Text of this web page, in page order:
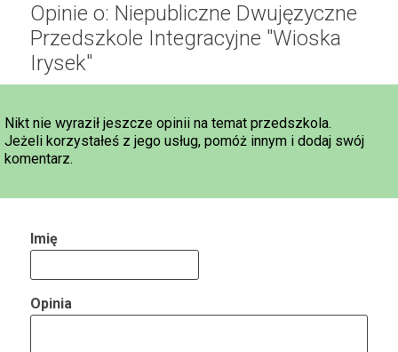
Opinie o: Niepubliczne Dwujęzyczne
Przedszkole Integracyjne "Wioska
Irysek"
Nikt nie wyraził jeszcze opinii na temat przedszkola.
Jeżeli korzystałeś z jego usług, pomóż innym i dodaj swój
komentarz.
Imię
Opinia